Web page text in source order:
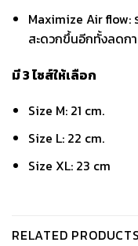
Maximize Air flow:
สะดวกขึ้นอีกทั้งลดก
มี3ไซส์ให้เลือก
Size M: 21 cm.
Size L: 22 cm.
Size XL: 23 cm
RELATED PRODUCTS